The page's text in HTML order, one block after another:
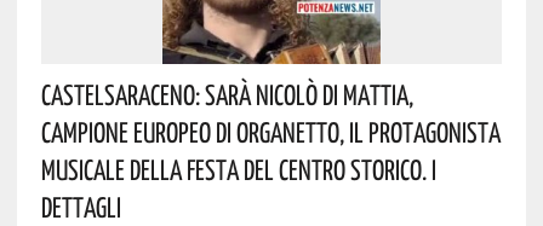
Castelsaraceno: Sarà Nicolò Di Mattia,
Campione Europeo Di Organetto, Il Protagonista
Musicale Della Festa Del Centro Storico. I
Dettagli